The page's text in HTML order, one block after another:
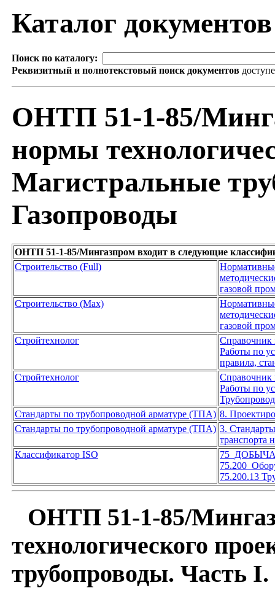
Каталог
Поиск по каталогу:
Реквизитный и полнотекстовый поиск документов
ОНТП 51-1-85/
нормы
Магистральные
Газопроводы
ОНТП 51-1-85/Мингазпром входит в следующие
Строительство (Full)
газовой
Строительство (Max)
газовой
Стройтехнолог
Справочник
Работы по
правила,
Стройтехнолог
Справочник
Работы по
Стандарты по трубопроводной арматуре (ТПА) 8.
Стандарты по трубопроводной арматуре (ТПА) 3.
транспорта
Классификатор ISO
75
75.200
75.200.13
ОНТП 51-1-85/
технологического
трубопроводы. Часть